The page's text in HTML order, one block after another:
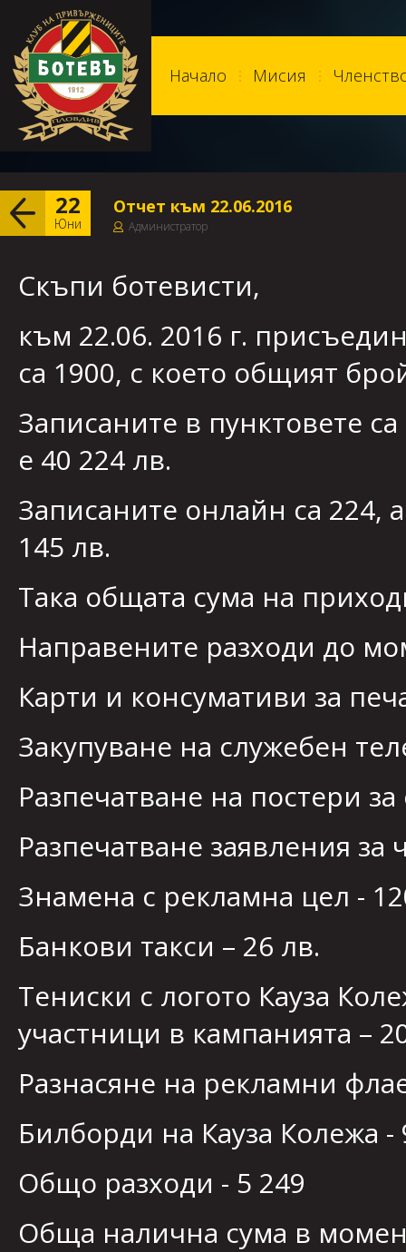
Начало Мисия
22
Юни
Отчет към 22.06.2016
Администратор
Скъпи ботевисти,
към 22.06. 2016 г.
са 1900, с което общият
Записаните в пунктовете
е 40 224 лв.
Записаните онлайн са 224,
145 лв.
Така общата сума на
Направените разходи до
Карти и консумативи за
Закупуване на служебен
Разпечатване на постери
Разпечатване заявления за
Знамена с рекламна цел -
Банкови такси – 26 лв.
Тениски с логото Кауза
участници в кампанията –
Разнасяне на рекламни
Билборди на Кауза Колежа -
Общо разходи - 5 249
Обща налична сума в